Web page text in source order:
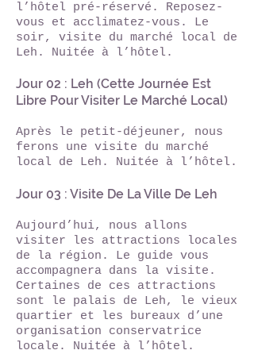
l’hôtel pré-réservé. Reposez-
vous et acclimatez-vous. Le
soir, visite du marché local de
Leh. Nuitée à l’hôtel.​
Jour 02 : Leh (Cette Journée Est
Libre Pour Visiter Le Marché Local)
Après le petit-déjeuner, nous
ferons une visite du marché
local de Leh. Nuitée à l’hôtel.
Jour 03 : Visite De La Ville De Leh
Aujourd’hui, nous allons
visiter les attractions locales
de la région. Le guide vous
accompagnera dans la visite.
Certaines de ces attractions
sont le palais de Leh, le vieux
quartier et les bureaux d’une
organisation conservatrice
locale. Nuitée à l’hôtel.